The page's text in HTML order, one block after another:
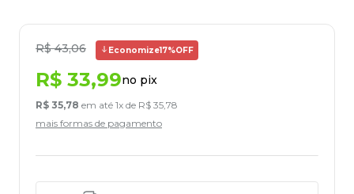
R$ 43,06 Economize17%OFF
R$ 33,99no pix
R$ 35,78 em até 1x de R$ 35,78
mais formas de pagamento